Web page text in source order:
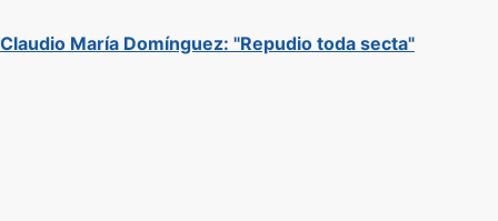
Claudio María Domínguez: "Repudio toda secta"